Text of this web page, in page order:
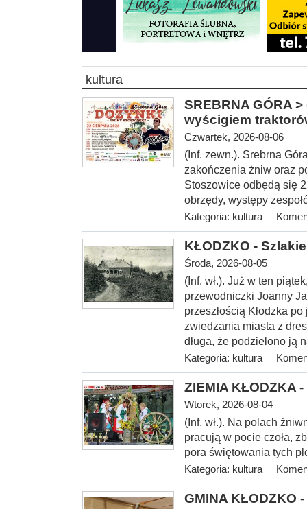
kultura
SREBRNA GÓRA
wyścigiem
Czwartek, 2026-08-06
(Inf. zewn.). Srebrna
zakończenia żniw oraz
Stoszowice odbędą się
obrzędy, występy
Kategoria: kultura
KŁODZKO -
Środa, 2026-08-05
(Inf. wł.). Już w ten
przewodniczki Joanny
przeszłością Kłodzka
zwiedzania miasta z
długa, że podzielono ją
Kategoria: kultura
ZIEMIA KŁODZKA
Wtorek, 2026-08-04
(Inf. wł.). Na polach
pracują w pocie czoła,
pora świętowania tych
Kategoria: kultura
GMINA KŁODZKO